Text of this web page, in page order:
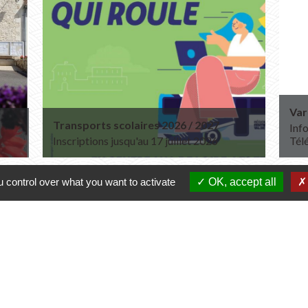
Transports scolaires 2026 / 2027
Inscriptions jusqu'au 17 juillet 2026
over what you want to activate OK, accept all